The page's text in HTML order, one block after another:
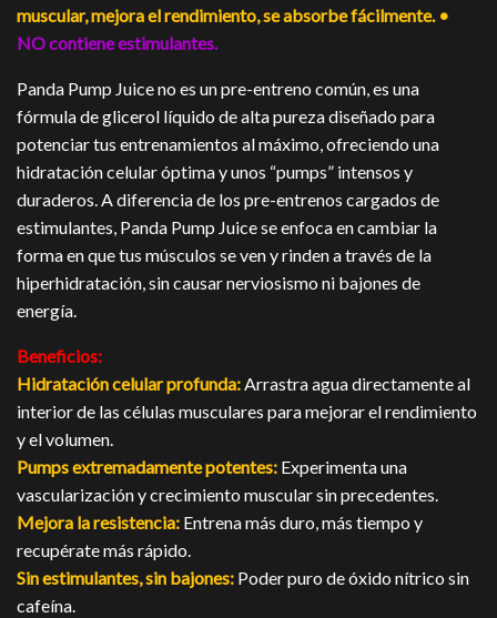
muscular, mejora el rendimiento, se absorbe fácilmente. •
NO contiene estimulantes.
Panda Pump Juice no es un pre-entreno común, es una
fórmula de glicerol líquido de alta pureza diseñado para
potenciar tus entrenamientos al máximo, ofreciendo una
hidratación celular óptima y unos “pumps” intensos y
duraderos. A diferencia de los pre-entrenos cargados de
estimulantes, Panda Pump Juice se enfoca en cambiar la
forma en que tus músculos se ven y rinden a través de la
hiperhidratación, sin causar nerviosismo ni bajones de
energía.
Beneficios:
Hidratación celular profunda:Arrastra agua directamente al
interior de las células musculares para mejorar el rendimiento
y el volumen.
Pumps extremadamente potentes: Experimenta una
vascularización y crecimiento muscular sin precedentes.
Mejora la resistencia: Entrena más duro, más tiempo y
recupérate más rápido.
Sin estimulantes, sin bajones: Poder puro de óxido nítrico sin
cafeína.